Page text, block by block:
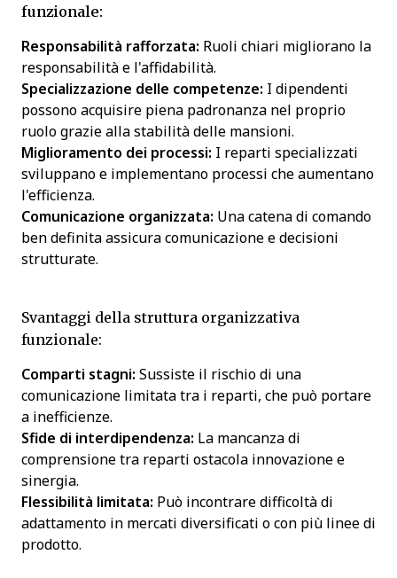
funzionale:
Responsabilità rafforzata: Ruoli chiari migliorano la
responsabilità e l'affidabilità.
Specializzazione delle competenze: I dipendenti
possono acquisire piena padronanza nel proprio
ruolo grazie alla stabilità delle mansioni.
Miglioramento dei processi: I reparti specializzati
sviluppano e implementano processi che aumentano
l'efficienza.
Comunicazione organizzata: Una catena di comando
ben definita assicura comunicazione e decisioni
strutturate.
Svantaggi della struttura organizzativa
funzionale:
Comparti stagni: Sussiste il rischio di una
comunicazione limitata tra i reparti, che può portare
a inefficienze.
Sfide di interdipendenza: La mancanza di
comprensione tra reparti ostacola innovazione e
sinergia.
Flessibilità limitata: Può incontrare difficoltà di
adattamento in mercati diversificati o con più linee di
prodotto.